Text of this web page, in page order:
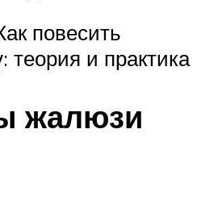
повесить
теория и практика
жалюзи